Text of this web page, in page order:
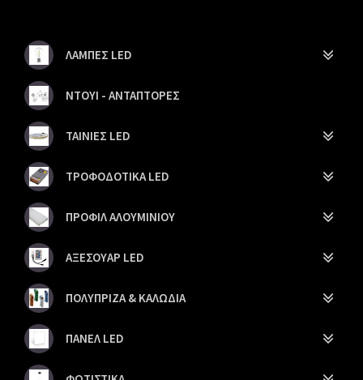
ΛΑΜΠΕΣ LED
ΝΤΟΥΙ - ΑΝΤΑΠΤΟΡΕΣ
ΤΑΙΝΙΕΣ LED
ΤΡΟΦΟΔΟΤΙΚΑ LED
ΠΡΟΦΙΛ ΑΛΟΥΜΙΝΙΟΥ
ΑΞΕΣΟΥΑΡ LED
ΠΟΛΥΠΡΙΖΑ & ΚΑΛΩΔΙΑ
ΠΑΝΕΛ LED